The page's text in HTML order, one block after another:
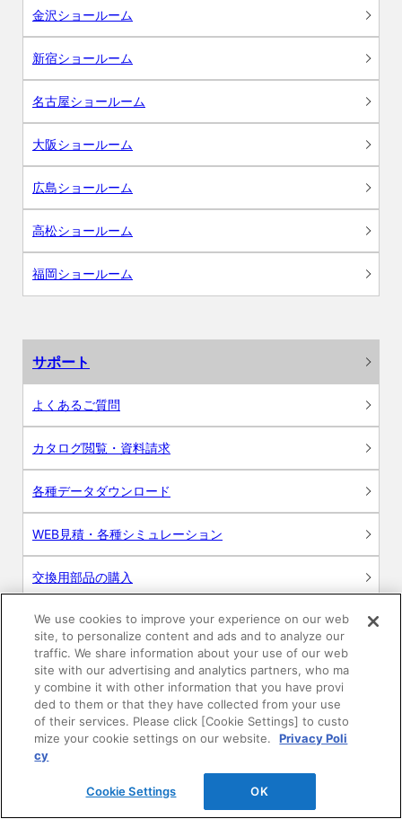
金沢ショールーム
新宿ショールーム
名古屋ショールーム
大阪ショールーム
広島ショールーム
高松ショールーム
福岡ショールーム
サポート
よくあるご質問
カタログ閲覧・資料請求
各種データダウンロード
WEB見積・各種シミュレーション
交換用部品の購入
修理・点検
お問い合わせ
ログイン
建築・設計関係者様向けサイト
ユーザー登録サービス
We use cookies to improve your experience on our web
site, to personalize content and ads and to analyze our
traffic. We share information about your use of our web
site with our advertising and analytics partners, who ma
y combine it with other information that you have provi
ded to them or that they have collected from your use
of their services. Please click [Cookie Settings] to custo
mize your cookie settings on our website.
Privacy Poli
cy
Cookie Settings OK